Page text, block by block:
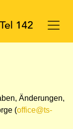
Änderungen,
(office@ts-